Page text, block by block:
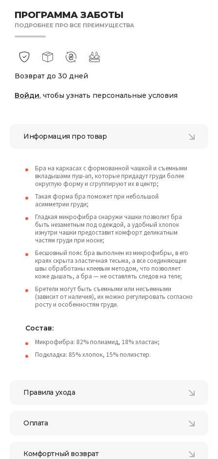
ПРОГРАММА ЗАБОТЫ
ПОДРОБНЕЕ ПРО ВСЕ ПРЕИМУЩЕСТВА
Возврат до 30 дней
Войди, чтобы узнать персональные условия
Информация про товар
Бра на каркасах с формованной чашкой и съемными
вкладышами пуш-ап, которые придадут груди более
округлую форму и сгруппируют их в центр;
Такая форма бра поможет при небольшой
асимметрии груди;
Гладкая микрофибра снаружи чашки позволит бра
быть незаметным под одеждой, а удобный хлопок
изнутри чашки предоставит комфорт деликатным
частям груди при носке;
Бесшовный пояс бра выполнен из микрофибры, в его
краях скрыта эластичная тесьма, а все соединяющие
швы обработаны клеевым методом, что позволяет
коже дышать, а бра — не оставлять следов на теле;
Бретели могут быть съемными или несъемными
(зависит от наличия), их можно регулировать согласно
росту и особенностям груди.
Состав:
Микрофибра: 82% полиамид, 18% эластан;
Подкладка: 85% хлопок, 15% полиэстер.
Правила ухода
Оплата
Комфортный возврат